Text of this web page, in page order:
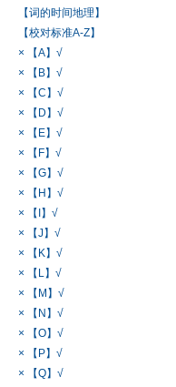
【词的时间地理】
【校对标准A-Z】
× 【A】√
× 【B】√
× 【C】√
× 【D】√
× 【E】√
× 【F】√
× 【G】√
× 【H】√
× 【I】√
× 【J】√
× 【K】√
× 【L】√
× 【M】√
× 【N】√
× 【O】√
× 【P】√
× 【Q】√